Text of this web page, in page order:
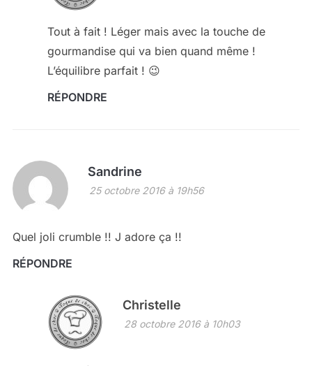
Tout à fait ! Léger mais avec la touche de
gourmandise qui va bien quand même !
L’équilibre parfait ! 😉
RÉPONDRE
Sandrine
25 octobre 2016 à 19h56
Quel joli crumble !! J adore ça !!
RÉPONDRE
Christelle
28 octobre 2016 à 10h03